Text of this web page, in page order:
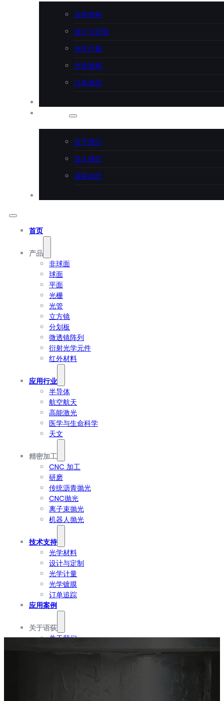
光学材料
设计与定制
光学计量
光学镀膜
订单追踪
关于我们
加入我们
语荻动态
首页
产品
非球面
球面
平面
光栅
光管
立方镜
分划板
微透镜阵列
衍射光学元件
红外材料
应用行业
半导体
航空航天
高能激光
医学与生命科学
天文
精密加工
CNC 加工
研磨
传统沥青抛光
CNC抛光
离子束抛光
机器人抛光
技术支持
光学材料
设计与定制
光学计量
光学镀膜
订单追踪
应用案例
关于语荻
关于我们